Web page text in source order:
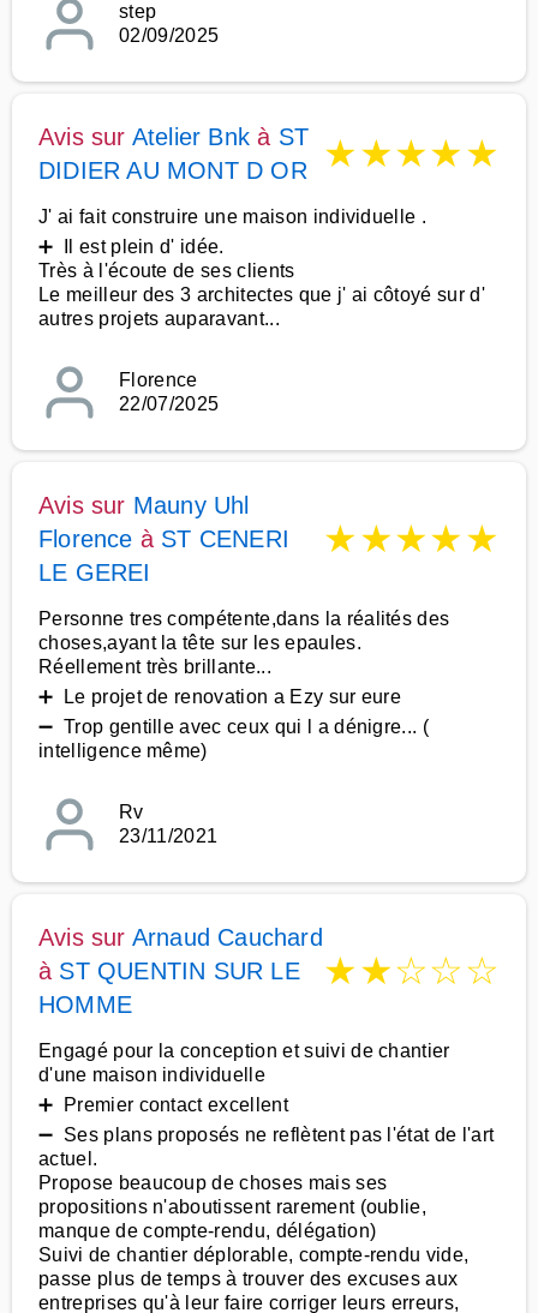
step
02/09/2025
Avis sur Atelier Bnk à ST
DIDIER AU MONT D OR
★★★★★
J' ai fait construire une maison individuelle .
➕ Il est plein d' idée.
Très à l'écoute de ses clients
Le meilleur des 3 architectes que j' ai côtoyé sur d'
autres projets auparavant...
Florence
22/07/2025
Avis sur Mauny Uhl
Florence à ST CENERI
LE GEREI
★★★★★
Personne tres compétente,dans la réalités des
choses,ayant la tête sur les epaules.
Réellement très brillante...
➕ Le projet de renovation a Ezy sur eure
➖ Trop gentille avec ceux qui l a dénigre... (
intelligence même)
Rv
23/11/2021
Avis sur Arnaud Cauchard
à ST QUENTIN SUR LE
HOMME
★★☆☆☆
Engagé pour la conception et suivi de chantier
d'une maison individuelle
➕ Premier contact excellent
➖ Ses plans proposés ne reflètent pas l'état de l'art
actuel.
Propose beaucoup de choses mais ses
propositions n'aboutissent rarement (oublie,
manque de compte-rendu, délégation)
Suivi de chantier déplorable, compte-rendu vide,
passe plus de temps à trouver des excuses aux
entreprises qu'à leur faire corriger leurs erreurs,